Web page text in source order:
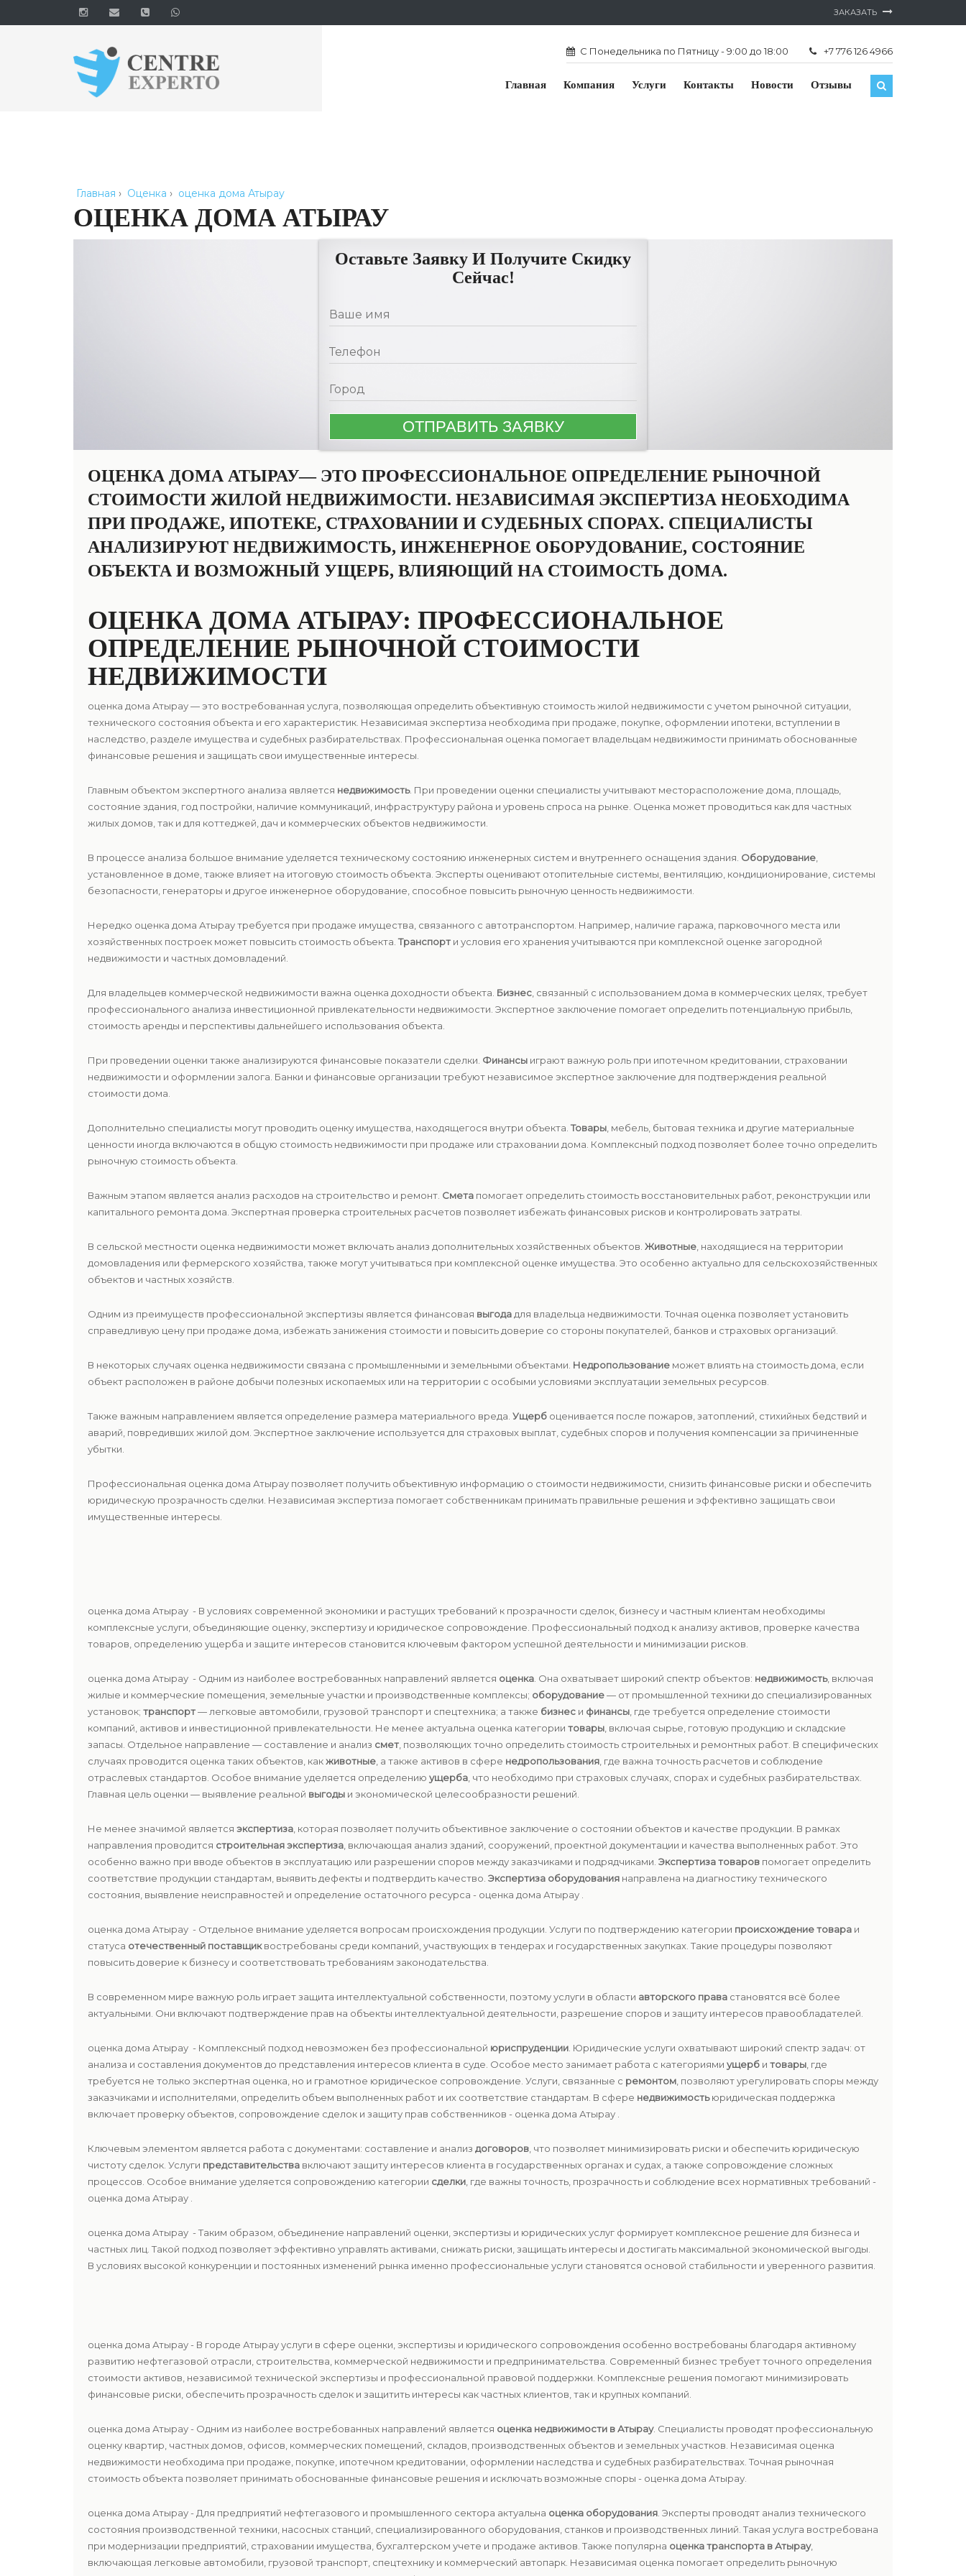
ЗАКАЗАТЬ
С Понедельника по Пятницу - 9:00 до 18:00 +7 776 126 4966
Главная Компания Услуги Контакты Новости Отзывы
Главная › Оценка › оценка дома Атырау
ОЦЕНКА ДОМА АТЫРАУ
Оставьте Заявку И Получите Скидку
Сейчас!
ОЦЕНКА ДОМА АТЫРАУ— ЭТО ПРОФЕССИОНАЛЬНОЕ ОПРЕДЕЛЕНИЕ РЫНОЧНОЙ
СТОИМОСТИ ЖИЛОЙ НЕДВИЖИМОСТИ. НЕЗАВИСИМАЯ ЭКСПЕРТИЗА НЕОБХОДИМА
ПРИ ПРОДАЖЕ, ИПОТЕКЕ, СТРАХОВАНИИ И СУДЕБНЫХ СПОРАХ. СПЕЦИАЛИСТЫ
АНАЛИЗИРУЮТ НЕДВИЖИМОСТЬ, ИНЖЕНЕРНОЕ ОБОРУДОВАНИЕ, СОСТОЯНИЕ
ОБЪЕКТА И ВОЗМОЖНЫЙ УЩЕРБ, ВЛИЯЮЩИЙ НА СТОИМОСТЬ ДОМА.
ОЦЕНКА ДОМА АТЫРАУ: ПРОФЕССИОНАЛЬНОЕ
ОПРЕДЕЛЕНИЕ РЫНОЧНОЙ СТОИМОСТИ
НЕДВИЖИМОСТИ
оценка дома Атырау — это востребованная услуга, позволяющая определить объективную стоимость жилой недвижимости с учетом рыночной ситуации,
технического состояния объекта и его характеристик. Независимая экспертиза необходима при продаже, покупке, оформлении ипотеки, вступлении в
наследство, разделе имущества и судебных разбирательствах. Профессиональная оценка помогает владельцам недвижимости принимать обоснованные
финансовые решения и защищать свои имущественные интересы.
Главным объектом экспертного анализа является недвижимость. При проведении оценки специалисты учитывают месторасположение дома, площадь,
состояние здания, год постройки, наличие коммуникаций, инфраструктуру района и уровень спроса на рынке. Оценка может проводиться как для частных
жилых домов, так и для коттеджей, дач и коммерческих объектов недвижимости.
В процессе анализа большое внимание уделяется техническому состоянию инженерных систем и внутреннего оснащения здания. Оборудование
установленное в доме, также влияет на итоговую стоимость объекта. Эксперты оценивают отопительные системы, вентиляцию, кондиционирование, системы
безопасности, генераторы и другое инженерное оборудование, способное повысить рыночную ценность недвижимости.
Нередко оценка дома Атырау требуется при продаже имущества, связанного с автотранспортом. Например, наличие гаража, парковочного места или
хозяйственных построек может повысить стоимость объекта. Транспорт и условия его хранения учитываются при комплексной оценке загородной
недвижимости и частных домовладений.
Для владельцев коммерческой недвижимости важна оценка доходности объекта. Бизнес , связанный с использованием дома в коммерческих целях, требует
профессионального анализа инвестиционной привлекательности недвижимости. Экспертное заключение помогает определить потенциальную прибыль,
стоимость аренды и перспективы дальнейшего использования объекта.
При проведении оценки также анализируются финансовые показатели сделки. Финансы играют важную роль при ипотечном кредитовании, страховании
недвижимости и оформлении залога. Банки и финансовые организации требуют независимое экспертное заключение для подтверждения реальной
стоимости дома.
Дополнительно специалисты могут проводить оценку имущества, находящегося внутри объекта. Товары , мебель, бытовая техника и другие материальные
ценности иногда включаются в общую стоимость недвижимости при продаже или страховании дома. Комплексный подход позволяет более точно определить
рыночную стоимость объекта.
Важным этапом является анализ расходов на строительство и ремонт. Смета помогает определить стоимость восстановительных работ, реконструкции или
капитального ремонта дома. Экспертная проверка строительных расчетов позволяет избежать финансовых рисков и контролировать затраты.
В сельской местности оценка недвижимости может включать анализ дополнительных хозяйственных объектов. Животные , находящиеся на территории
домовладения или фермерского хозяйства, также могут учитываться при комплексной оценке имущества. Это особенно актуально для сельскохозяйственных
объектов и частных хозяйств.
Одним из преимуществ профессиональной экспертизы является финансовая выгода для владельца недвижимости. Точная оценка позволяет установить
справедливую цену при продаже дома, избежать занижения стоимости и повысить доверие со стороны покупателей, банков и страховых организаций.
В некоторых случаях оценка недвижимости связана с промышленными и земельными объектами. Недропользование может влиять на стоимость дома, если
объект расположен в районе добычи полезных ископаемых или на территории с особыми условиями эксплуатации земельных ресурсов.
Также важным направлением является определение размера материального вреда. Ущерб оценивается после пожаров, затоплений, стихийных бедствий и
аварий, повредивших жилой дом. Экспертное заключение используется для страховых выплат, судебных споров и получения компенсации за причиненные
убытки.
Профессиональная оценка дома Атырау позволяет получить объективную информацию о стоимости недвижимости, снизить финансовые риски и обеспечить
юридическую прозрачность сделки. Независимая экспертиза помогает собственникам принимать правильные решения и эффективно защищать свои
имущественные интересы.
оценка дома Атырау - В условиях современной экономики и растущих требований к прозрачности сделок, бизнесу и частным клиентам необходимы
комплексные услуги, объединяющие оценку, экспертизу и юридическое сопровождение. Профессиональный подход к анализу активов, проверке качества
товаров, определению ущерба и защите интересов становится ключевым фактором успешной деятельности и минимизации рисков.
оценка дома Атырау - Одним из наиболее востребованных направлений является оценка . Она охватывает широкий спектр объектов: недвижимость, включая
жилые и коммерческие помещения, земельные участки и производственные комплексы; оборудование— от промышленной техники до специализированных
установок; транспорт— легковые автомобили, грузовой транспорт и спецтехника; а также бизнес и финансы , где требуется определение стоимости
компаний, активов и инвестиционной привлекательности. Не менее актуальна оценка категории товары , включая сырье, готовую продукцию и складские
запасы. Отдельное направление — составление и анализ смет , позволяющих точно определить стоимость строительных и ремонтных работ. В специфических
случаях проводится оценка таких объектов, какживотные , а также активов в сфере недропользования , где важна точность расчетов и соблюдение
отраслевых стандартов. Особое внимание уделяется определению ущерба , что необходимо при страховых случаях, спорах и судебных разбирательствах.
Главная цель оценки — выявление реальной выгоды и экономической целесообразности решений.
Не менее значимой является экспертиза , которая позволяет получить объективное заключение о состоянии объектов и качестве продукции. В рамках
направления проводится строительная экспертиза , включающая анализ зданий, сооружений, проектной документации и качества выполненных работ. Это
особенно важно при вводе объектов в эксплуатацию или разрешении споров между заказчиками и подрядчиками. Экспертиза товаров помогает определить
соответствие продукции стандартам, выявить дефекты и подтвердить качество. Экспертиза оборудования направлена на диагностику технического
состояния, выявление неисправностей и определение остаточного ресурса - оценка дома Атырау .
оценка дома Атырау - Отдельное внимание уделяется вопросам происхождения продукции. Услуги по подтверждению категории происхождение товара и
статуса отечественный поставщиквостребованы среди компаний, участвующих в тендерах и государственных закупках. Такие процедуры позволяют
повысить доверие к бизнесу и соответствовать требованиям законодательства.
В современном мире важную роль играет защита интеллектуальной собственности, поэтому услуги в области авторского права становятся всё более
актуальными. Они включают подтверждение прав на объекты интеллектуальной деятельности, разрешение споров и защиту интересов правообладателей.
оценка дома Атырау - Комплексный подход невозможен без профессиональной юриспруденции . Юридические услуги охватывают широкий спектр задач: от
анализа и составления документов до представления интересов клиента в суде. Особое место занимает работа с категориями ущерб и товары , где
требуется не только экспертная оценка, но и грамотное юридическое сопровождение. Услуги, связанные с ремонтом , позволяют урегулировать споры между
заказчиками и исполнителями, определить объем выполненных работ и их соответствие стандартам. В сфере недвижимостьюридическая поддержка
включает проверку объектов, сопровождение сделок и защиту прав собственников - оценка дома Атырау .
Ключевым элементом является работа с документами: составление и анализ договоров , что позволяет минимизировать риски и обеспечить юридическую
чистоту сделок. Услуги представительства включают защиту интересов клиента в государственных органах и судах, а также сопровождение сложных
процессов. Особое внимание уделяется сопровождению категории сделки , где важны точность, прозрачность и соблюдение всех нормативных требований -
оценка дома Атырау .
оценка дома Атырау - Таким образом, объединение направлений оценки, экспертизы и юридических услуг формирует комплексное решение для бизнеса и
частных лиц. Такой подход позволяет эффективно управлять активами, снижать риски, защищать интересы и достигать максимальной экономической выгоды.
В условиях высокой конкуренции и постоянных изменений рынка именно профессиональные услуги становятся основой стабильности и уверенного развития.
оценка дома Атырау - В городе Атырау услуги в сфере оценки, экспертизы и юридического сопровождения особенно востребованы благодаря активному
развитию нефтегазовой отрасли, строительства, коммерческой недвижимости и предпринимательства. Современный бизнес требует точного определения
стоимости активов, независимой технической экспертизы и профессиональной правовой поддержки. Комплексные решения помогают минимизировать
финансовые риски, обеспечить прозрачность сделок и защитить интересы как частных клиентов, так и крупных компаний.
оценка дома Атырау - Одним из наиболее востребованных направлений является оценка недвижимости в Атырау. Специалисты проводят профессиональную
оценку квартир, частных домов, офисов, коммерческих помещений, складов, производственных объектов и земельных участков. Независимая оценка
недвижимости необходима при продаже, покупке, ипотечном кредитовании, оформлении наследства и судебных разбирательствах. Точная рыночная
стоимость объекта позволяет принимать обоснованные финансовые решения и исключать возможные споры - оценка дома Атырау.
оценка дома Атырау - Для предприятий нефтегазового и промышленного сектора актуальна оценка оборудования . Эксперты проводят анализ технического
состояния производственной техники, насосных станций, специализированного оборудования, станков и производственных линий. Такая услуга востребована
при модернизации предприятий, страховании имущества, бухгалтерском учете и продаже активов. Также популярна оценка транспорта в Атырау,
включающая легковые автомобили, грузовой транспорт, спецтехнику и коммерческий автопарк. Независимая оценка помогает определить рыночную